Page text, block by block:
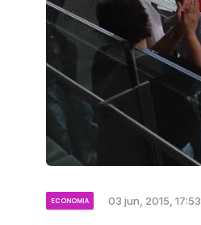
ECONOMIA 03 jun, 2015, 17:53